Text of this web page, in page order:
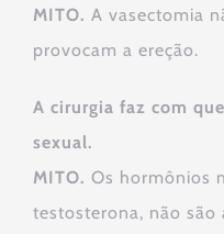
MITO. A vasectomia
provocam a ereção.
A cirurgia faz com
sexual.
MITO. Os hormônios
testosterona, não são